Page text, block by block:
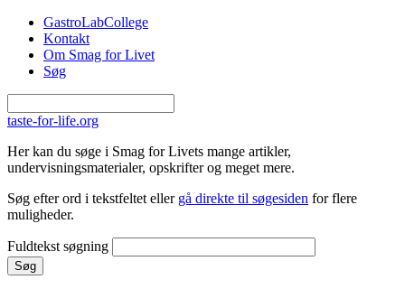
Gå til hovedindhold
GastroLabCollege
Kontakt
Om Smag for Livet
Søg
taste-for-life.org
Her kan du søge i Smag for Livets mange artikler,
undervisningsmaterialer, opskrifter og meget mere.
Søg efter ord i tekstfeltet eller gå direkte til søgesiden for flere
muligheder.
Fuldtekst søgning